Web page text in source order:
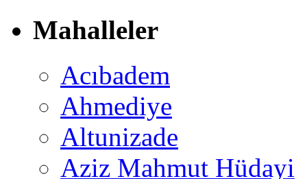
Mahalleler
Acıbadem
Ahmediye
Altunizade
Aziz Mahmut Hüdayi